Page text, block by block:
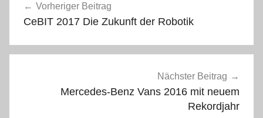
Vorheriger Beitrag
CeBIT 2017 Die Zukunft der Robotik
Nächster Beitrag
Mercedes-Benz Vans 2016 mit neuem
Rekordjahr